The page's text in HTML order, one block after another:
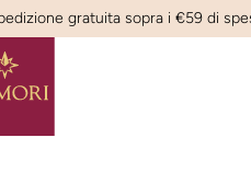
gratuita sopra i €59 di